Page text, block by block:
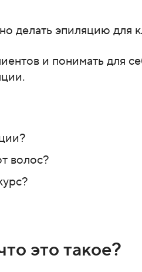
делать эпиляцию для
и понимать для
волос?
это такое?